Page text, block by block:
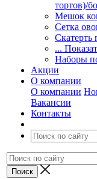
тортов)/
Мешок
Сетка
Скатерть
...
Наборы
Акции
О компании
О компании
Вакансии
Контакты